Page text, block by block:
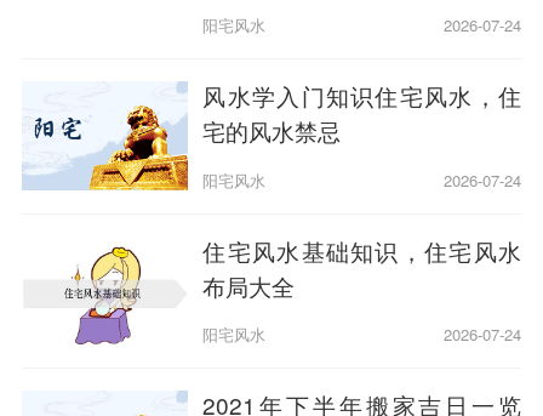
阳宅风水 2026-07-24
风水学入门知识住宅风水，住
宅的风水禁忌
阳宅风水 2026-07-24
住宅风水基础知识，住宅风水
布局大全
阳宅风水 2026-07-24
2021年下半年搬家吉日一览